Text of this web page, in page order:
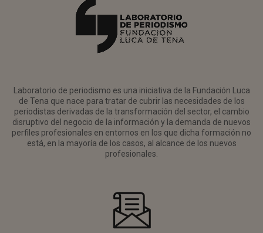
Laboratorio de periodismo es una iniciativa de la Fundación Luca
de Tena que nace para tratar de cubrir las necesidades de los
periodistas derivadas de la transformación del sector, el cambio
disruptivo del negocio de la información y la demanda de nuevos
perfiles profesionales en entornos en los que dicha formación no
está, en la mayoría de los casos, al alcance de los nuevos
profesionales.